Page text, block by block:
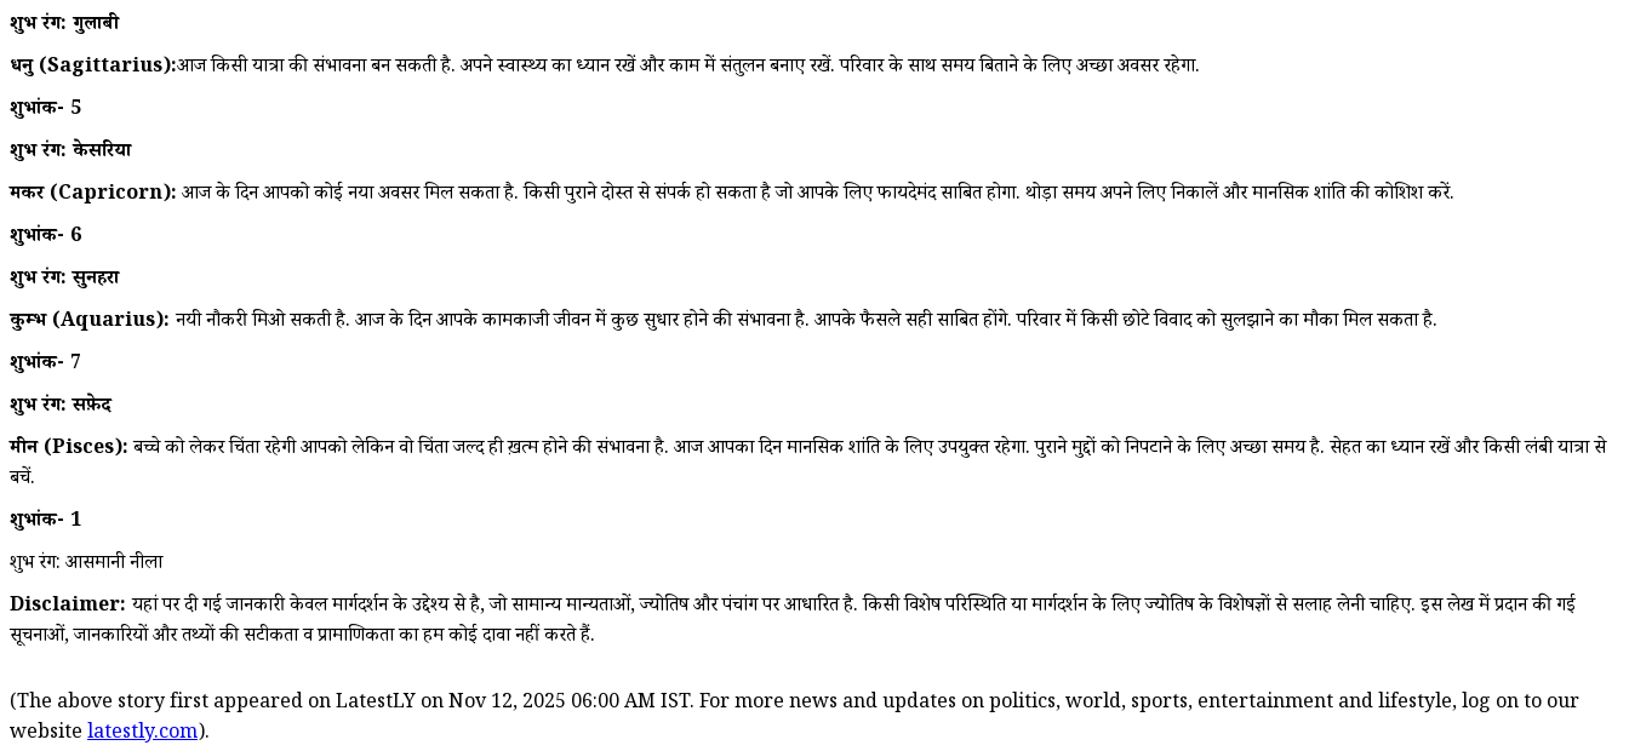
शुभ रंग: गुलाबी
धनु (Sagittarius):आज किसी यात्रा की संभावना बन सकती है. अपने स्वास्थ्य का ध्यान रखें और काम में संतुलन बनाए रखें. परिवार के साथ समय बिताने के लिए अच्छा अवसर रहेगा.
शुभांक- 5
शुभ रंग: केसरिया
मकर (Capricorn): आज के दिन आपको कोई नया अवसर मिल सकता है. किसी पुराने दोस्त से संपर्क हो सकता है जो आपके लिए फायदेमंद साबित होगा. थोड़ा समय अपने लिए निकालें और मानसिक शांति की कोशिश करें.
शुभांक- 6
शुभ रंग: सुनहरा
कुम्भ (Aquarius):नयी नौकरी मिओ सकती है. आज के दिन आपके कामकाजी जीवन में कुछ सुधार होने की संभावना है. आपके फैसले सही साबित होंगे. परिवार में किसी छोटे विवाद को सुलझाने का मौका मिल सकता है.
शुभांक- 7
शुभ रंग: सफ़ेद
मीन (Pisces):बच्चे को लेकर चिंता रहेगी आपको लेकिन वो चिंता जल्द ही ख़त्म होने की संभावना है. आज आपका दिन मानसिक शांति के लिए उपयुक्त रहेगा. पुराने मुद्दों को निपटाने के लिए अच्छा समय है. सेहत का ध्यान रखें और किसी लंबी यात्रा से
बचें.
शुभांक- 1
शुभ रंग: आसमानी नीला
Disclaimer:यहां पर दी गई जानकारी केवल मार्गदर्शन के उद्देश्य से है, जो सामान्य मान्यताओं, ज्योतिष और पंचांग पर आधारित है. किसी विशेष परिस्थिति या मार्गदर्शन के लिए ज्योतिष के विशेषज्ञों से सलाह लेनी चाहिए. इस लेख में प्रदान की गई
सूचनाओं, जानकारियों और तथ्यों की सटीकता व प्रामाणिकता का हम कोई दावा नहीं करते हैं.
(The above story first appeared on LatestLY on Nov 12, 2025 06:00 AM IST. For more news and updates on politics, world, sports, entertainment and lifestyle, log on to our
website latestly.com).